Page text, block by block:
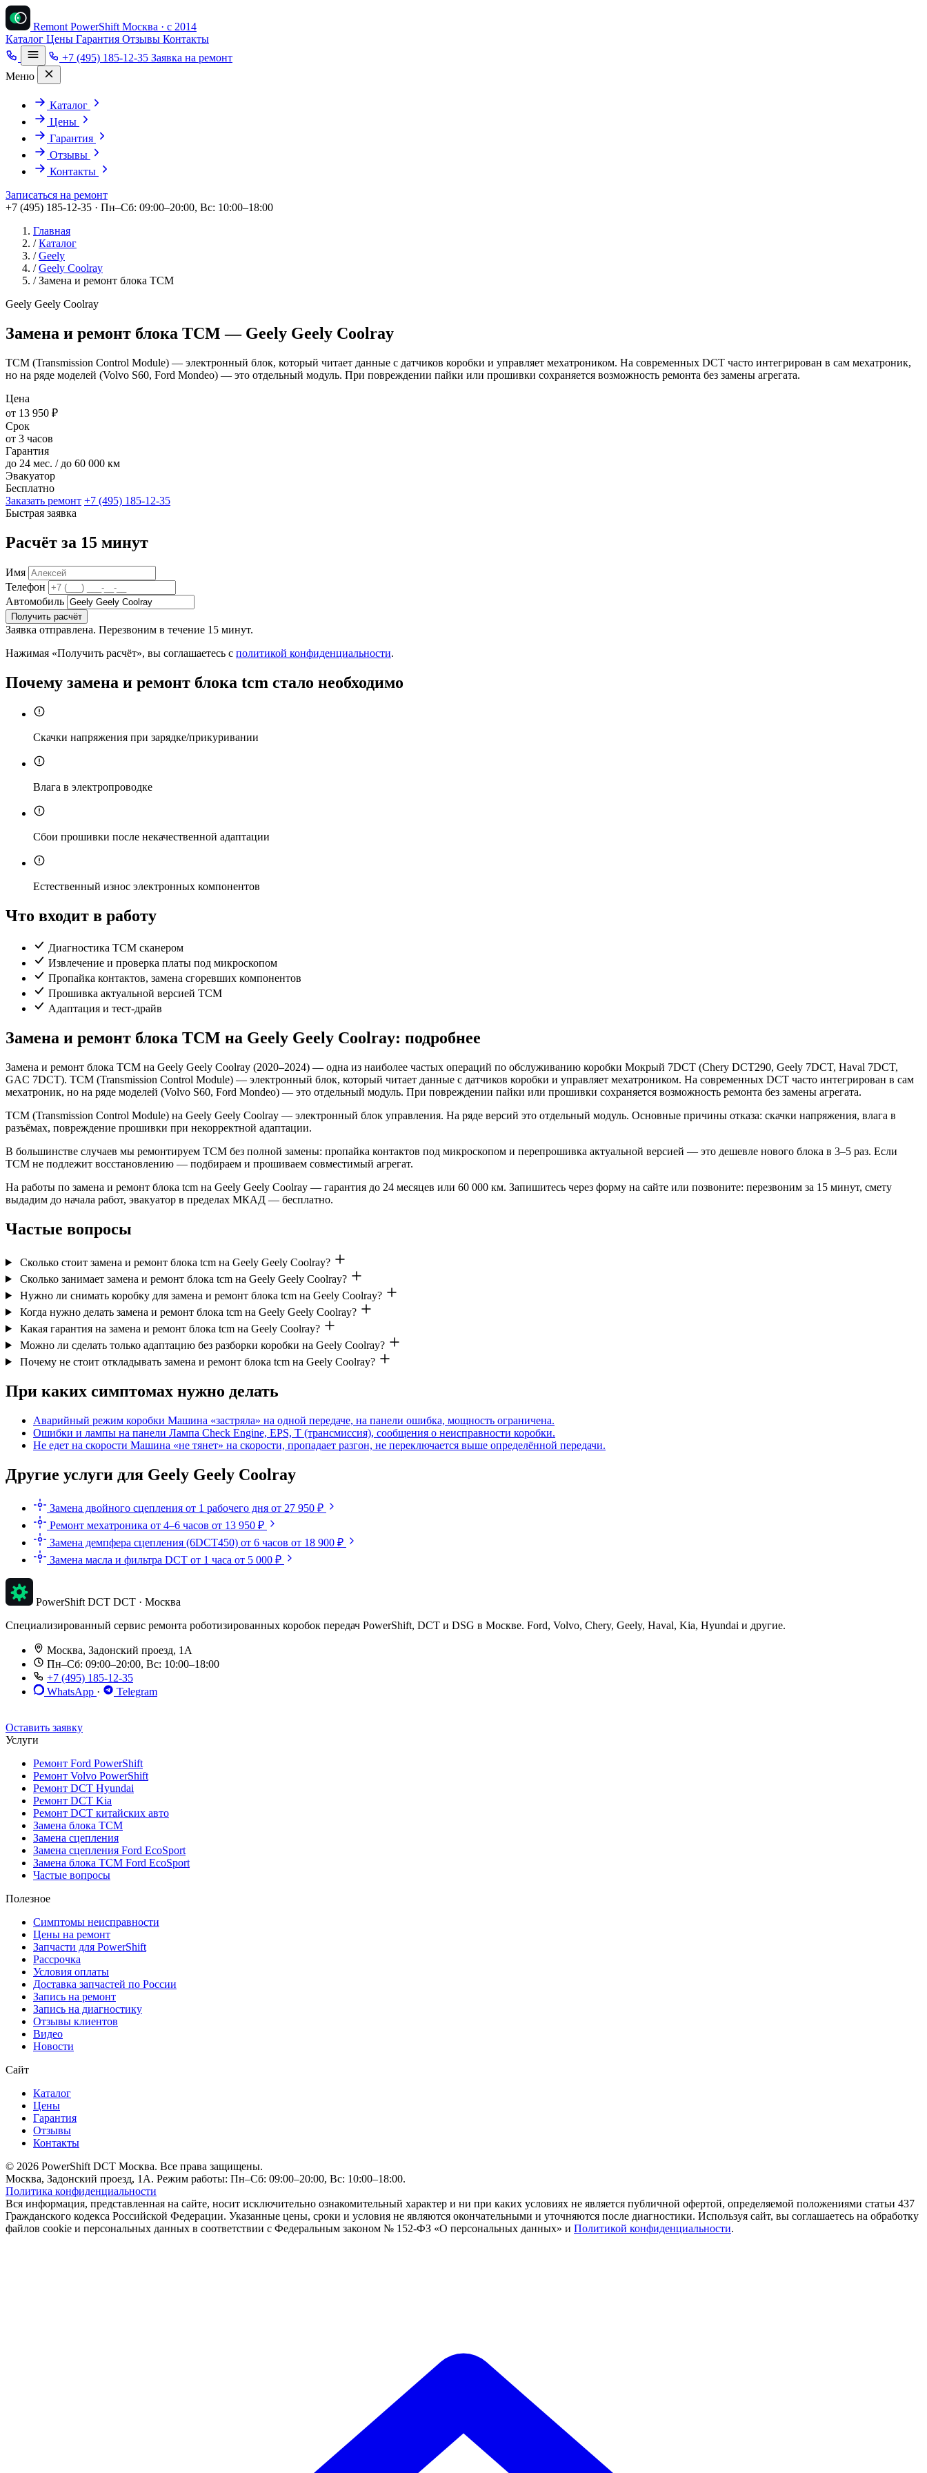
Remont PowerShift Москва · с 2014
Каталог Цены Гарантия Отзывы Контакты
+7 (495) 185-12-35 Заявка на ремонт
Меню
Каталог
Цены
Гарантия
Отзывы
Контакты
Записаться на ремонт
+7 (495) 185-12-35 · Пн–Сб: 09:00–20:00, Вс: 10:00–18:00
Главная
/ Каталог
/ Geely
/ Geely Coolray
/ Замена и ремонт блока TCM
Geely Geely Coolray
Замена и ремонт блока TCM — Geely Geely Coolray
TCM (Transmission Control Module) — электронный блок, который читает данные с датчиков коробки и управляет мехатроником. На современных DCT часто интегрирован в сам мехатроник,
но на ряде моделей (Volvo S60, Ford Mondeo) — это отдельный модуль. При повреждении пайки или прошивки сохраняется возможность ремонта без замены агрегата.
Цена
от 13 950 ₽
Срок
от 3 часов
Гарантия
до 24 мес. / до 60 000 км
Эвакуатор
Бесплатно
Заказать ремонт +7 (495) 185-12-35
Быстрая заявка
Расчёт за 15 минут
Имя
Телефон
Автомобиль
Получить расчёт
Заявка отправлена. Перезвоним в течение 15 минут.
Нажимая «Получить расчёт», вы соглашаетесь с политикой конфиденциальности.
Почему замена и ремонт блока tcm стало необходимо
Скачки напряжения при зарядке/прикуривании
Влага в электропроводке
Сбои прошивки после некачественной адаптации
Естественный износ электронных компонентов
Что входит в работу
Диагностика TCM сканером
Извлечение и проверка платы под микроскопом
Пропайка контактов, замена сгоревших компонентов
Прошивка актуальной версией TCM
Адаптация и тест-драйв
Замена и ремонт блока TCM на Geely Geely Coolray: подробнее
Замена и ремонт блока TCM на Geely Geely Coolray (2020–2024) — одна из наиболее частых операций по обслуживанию коробки Мокрый 7DCT (Chery DCT290, Geely 7DCT, Haval 7DCT,
GAC 7DCT). TCM (Transmission Control Module) — электронный блок, который читает данные с датчиков коробки и управляет мехатроником. На современных DCT часто интегрирован в сам
мехатроник, но на ряде моделей (Volvo S60, Ford Mondeo) — это отдельный модуль. При повреждении пайки или прошивки сохраняется возможность ремонта без замены агрегата.
TCM (Transmission Control Module) на Geely Geely Coolray — электронный блок управления. На ряде версий это отдельный модуль. Основные причины отказа: скачки напряжения, влага в
разъёмах, повреждение прошивки при некорректной адаптации.
В большинстве случаев мы ремонтируем TCM без полной замены: пропайка контактов под микроскопом и перепрошивка актуальной версией — это дешевле нового блока в 3–5 раз. Если
TCM не подлежит восстановлению — подбираем и прошиваем совместимый агрегат.
На работы по замена и ремонт блока tcm на Geely Geely Coolray — гарантия до 24 месяцев или 60 000 км. Запишитесь через форму на сайте или позвоните: перезвоним за 15 минут, смету
выдадим до начала работ, эвакуатор в пределах МКАД — бесплатно.
Частые вопросы
Сколько стоит замена и ремонт блока tcm на Geely Geely Coolray?
Сколько занимает замена и ремонт блока tcm на Geely Geely Coolray?
Нужно ли снимать коробку для замена и ремонт блока tcm на Geely Coolray?
Когда нужно делать замена и ремонт блока tcm на Geely Geely Coolray?
Какая гарантия на замена и ремонт блока tcm на Geely Coolray?
Можно ли сделать только адаптацию без разборки коробки на Geely Coolray?
Почему не стоит откладывать замена и ремонт блока tcm на Geely Coolray?
При каких симптомах нужно делать
Аварийный режим коробки Машина «застряла» на одной передаче, на панели ошибка, мощность ограничена.
Ошибки и лампы на панели Лампа Check Engine, EPS, T (трансмиссия), сообщения о неисправности коробки.
Не едет на скорости Машина «не тянет» на скорости, пропадает разгон, не переключается выше определённой передачи.
Другие услуги для Geely Geely Coolray
Замена двойного сцепления от 1 рабочего дня от 27 950 ₽
Ремонт мехатроника от 4–6 часов от 13 950 ₽
Замена демпфера сцепления (6DCT450) от 6 часов от 18 900 ₽
Замена масла и фильтра DCT от 1 часа от 5 000 ₽
PowerShift DCT DCT · Москва
Специализированный сервис ремонта роботизированных коробок передач PowerShift, DCT и DSG в Москве. Ford, Volvo, Chery, Geely, Haval, Kia, Hyundai и другие.
Москва, Задонский проезд, 1А
Пн–Сб: 09:00–20:00, Вс: 10:00–18:00
+7 (495) 185-12-35
WhatsApp ·
Telegram
Оставить заявку
Услуги
Ремонт Ford PowerShift
Ремонт Volvo PowerShift
Ремонт DCT Hyundai
Ремонт DCT Kia
Ремонт DCT китайских авто
Замена блока TCM
Замена сцепления
Замена сцепления Ford EcoSport
Замена блока TCM Ford EcoSport
Частые вопросы
Полезное
Симптомы неисправности
Цены на ремонт
Запчасти для PowerShift
Рассрочка
Условия оплаты
Доставка запчастей по России
Запись на ремонт
Запись на диагностику
Отзывы клиентов
Видео
Новости
Сайт
Каталог
Цены
Гарантия
Отзывы
Контакты
© 2026 PowerShift DCT Москва. Все права защищены.
Москва, Задонский проезд, 1А. Режим работы: Пн–Сб: 09:00–20:00, Вс: 10:00–18:00.
Политика конфиденциальности
Вся информация, представленная на сайте, носит исключительно ознакомительный характер и ни при каких условиях не является публичной офертой, определяемой положениями статьи 437
Гражданского кодекса Российской Федерации. Указанные цены, сроки и условия не являются окончательными и уточняются после диагностики. Используя сайт, вы соглашаетесь на обработку
файлов cookie и персональных данных в соответствии с Федеральным законом № 152-ФЗ «О персональных данных» и Политикой конфиденциальности.